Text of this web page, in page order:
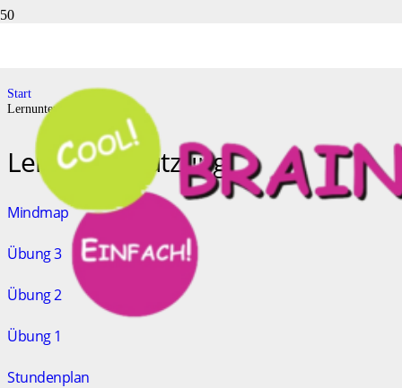
Start
Lernunterstützung
Lernunterstützung
Mindmap
Übung 3
Übung 2
Übung 1
Stundenplan